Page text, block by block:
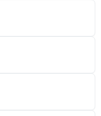
içecek